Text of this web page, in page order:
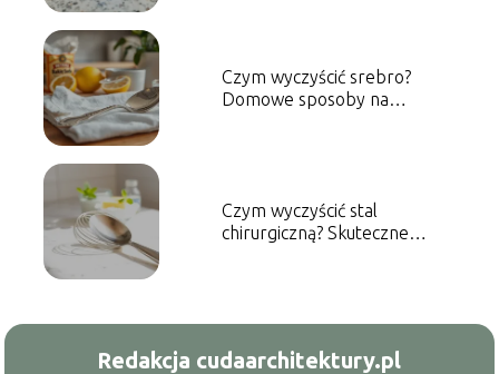
Czym wyczyścić srebro?
Domowe sposoby na
Czym wyczyścić stal
chirurgiczną? Skuteczne
Redakcja cudaarchitektury.pl